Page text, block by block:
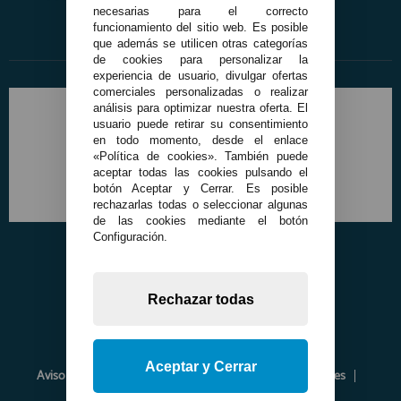
Aviso Legal Política de Privacidad
Política de Cookies
Envíos y Devoluciones
Opiniones
necesarias para el correcto
funcionamiento del sitio web. Es posible
que además se utilicen otras categorías
de cookies para personalizar la
experiencia de usuario, divulgar ofertas
comerciales personalizadas o realizar
análisis para optimizar nuestra oferta. El
usuario puede retirar su consentimiento
en todo momento, desde el enlace
«Política de cookies». También puede
aceptar todas las cookies pulsando el
botón Aceptar y Cerrar. Es posible
rechazarlas todas o seleccionar algunas
de las cookies mediante el botón
Configuración.
Rechazar todas
Aceptar y Cerrar